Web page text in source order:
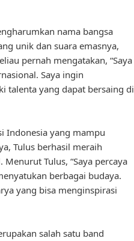
nama bangsa
unik dan suara emasnya,
pernah mengatakan, “Saya
Saya ingin
talenta yang dapat bersaing di
Indonesia yang mampu
Tulus berhasil meraih
Tulus, “Saya percaya
berbagai budaya.
yang bisa menginspirasi
salah satu band